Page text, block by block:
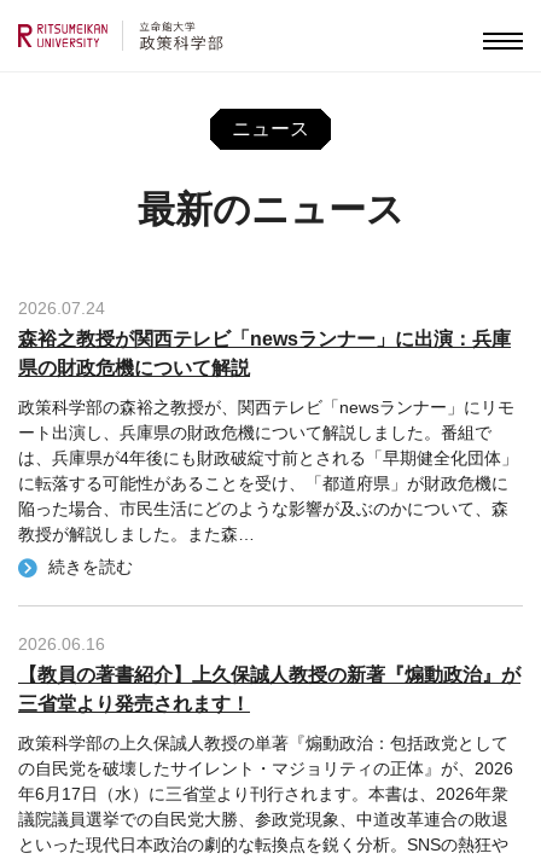
ニュース
最新のニュース
2026.07.24
森裕之教授が関西テレビ「newsランナー」に出演：兵庫
県の財政危機について解説
政策科学部の森裕之教授が、関西テレビ「newsランナー」にリモ
ート出演し、兵庫県の財政危機について解説しました。番組で
は、兵庫県が4年後にも財政破綻寸前とされる「早期健全化団体」
に転落する可能性があることを受け、「都道府県」が財政危機に
陥った場合、市民生活にどのような影響が及ぶのかについて、森
教授が解説しました。また森
続きを読む
2026.06.16
【教員の著書紹介】上久保誠人教授の新著『煽動政治』が
三省堂より発売されます！
政策科学部の上久保誠人教授の単著『煽動政治：包括政党として
の自民党を破壊したサイレント・マジョリティの正体』が、2026
年6月17日（水）に三省堂より刊行されます。本書は、2026年衆
議院議員選挙での自民党大勝、参政党現象、中道改革連合の敗退
といった現代日本政治の劇的な転換点を鋭く分析。SNSの熱狂や